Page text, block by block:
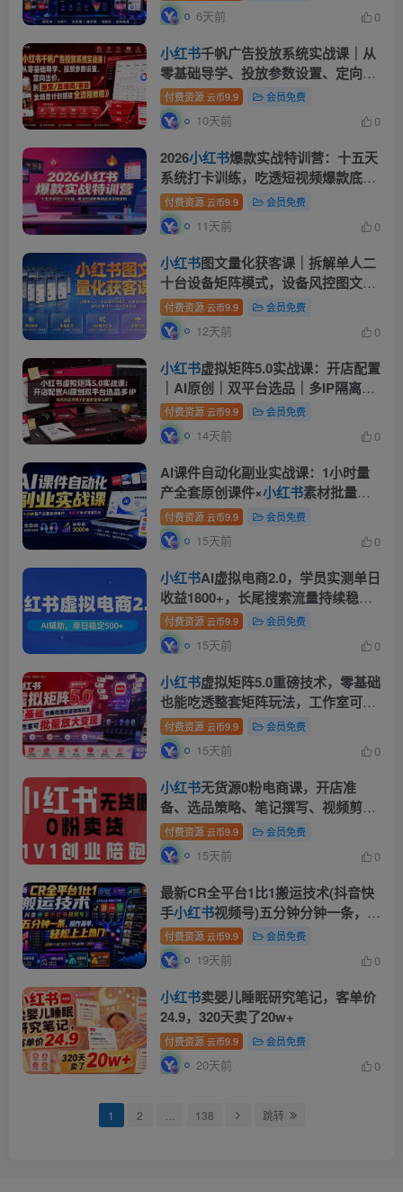
6天前 0
小红书千帆广告投放系统实战课｜从
零基础导学、投放参数设置、定向出
价，到搜索/直播间/客资全场景计划
搭建全流程
付费资源 云币9.9 会员免费
10天前 0
2026小红书爆款实战特训营：十五天
系统打卡训练，吃透短视频爆款底层
变现逻辑
付费资源 云币9.9 会员免费
11天前 0
小红书图文量化获客课｜拆解单人二
十台设备矩阵模式，设备风控图文创
作合规引流一站式落地实操
付费资源 云币9.9 会员免费
12天前 0
小红书虚拟矩阵5.0实战课：开店配置
｜AI原创｜双平台选品｜多IP隔离｜
测怼店铺工作室批量变现实操教学
付费资源 云币9.9 会员免费
14天前 0
AI课件自动化副业实战课：1小时量
产全套原创课件×小红书素材批量生
成×全自动变现管线×半年卖3000单
付费资源 云币9.9 会员免费
15天前 0
小红书AI虚拟电商2.0，学员实测单日
收益1800+，长尾搜索流量持续稳定
出单
付费资源 云币9.9 会员免费
15天前 0
小红书虚拟矩阵5.0重磅技术，零基础
也能吃透整套矩阵玩法，工作室可批
量放大变现
付费资源 云币9.9 会员免费
15天前 0
小红书无货源0粉电商课，开店准
备、选品策略、笔记撰写、视频剪
辑、数据分析、账号打造、资料文档
(更新26年7月24日)
付费资源 云币9.9 会员免费
15天前 0
最新CR全平台1比1搬运技术(抖音快
手小红书视频号)五分钟分钟一条，操
作简单，轻松上热门(教程+软件+参
数)
付费资源 云币9.9 会员免费
19天前 0
小红书卖婴儿睡眠研究笔记，客单价
24.9，320天卖了20w+
付费资源 云币9.9 会员免费
20天前 0
1 2 138 跳转